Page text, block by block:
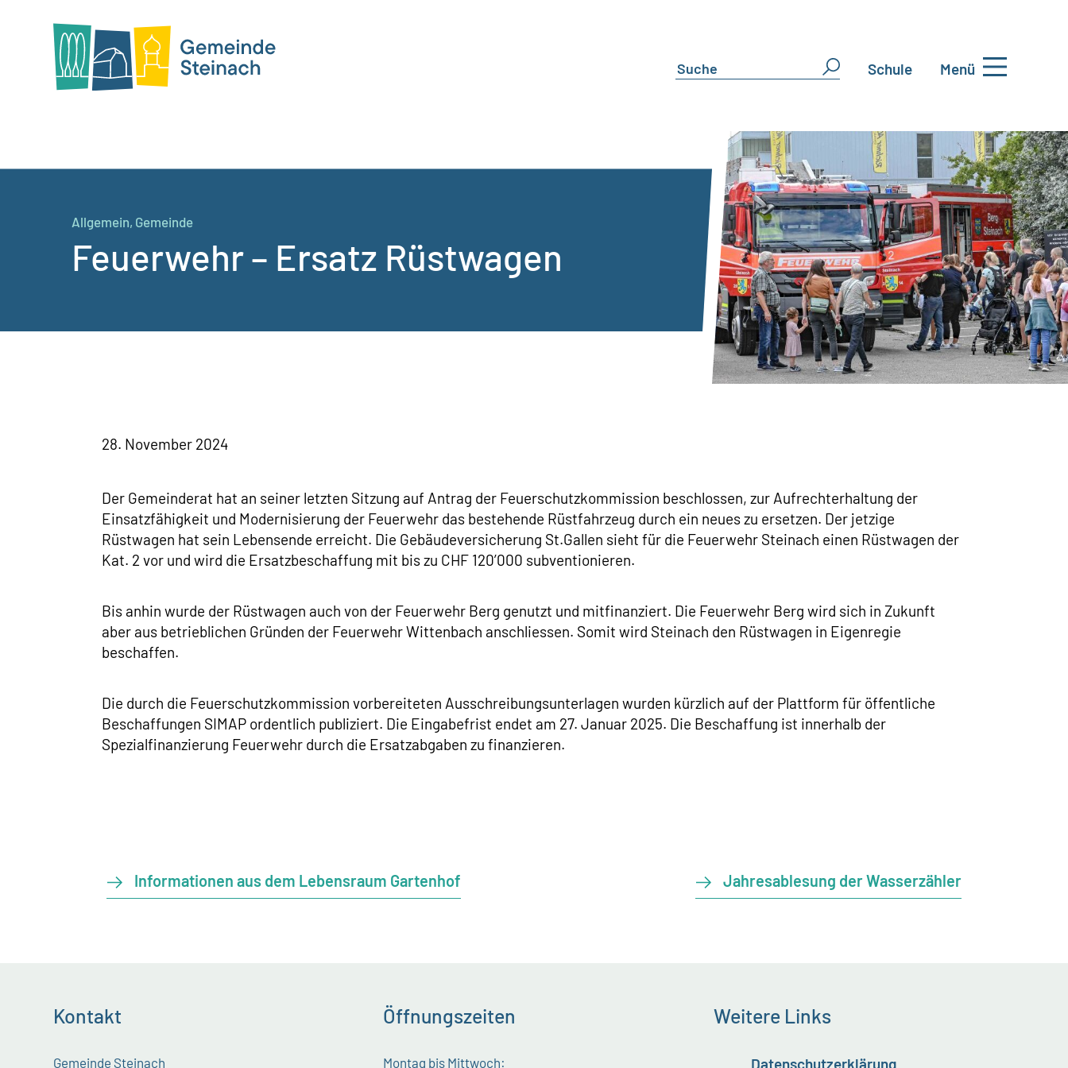
Schule Menü
Allgemein, Gemeinde
Feuerwehr – Ersatz Rüstwagen
28. November 2024
​Der Gemeinderat hat an seiner letzten Sitzung auf Antrag der Feuerschutzkommission beschlossen, zur Aufrechterhaltung der
Einsatzfähigkeit und Modernisierung der Feuerwehr das bestehende Rüstfahrzeug durch ein neues zu ersetzen. Der jetzige
Rüstwagen hat sein Lebensende erreicht. Die Gebäudeversicherung St.Gallen sieht für die Feuerwehr Steinach einen Rüstwagen der
Kat. 2 vor und wird die Ersatzbeschaffung mit bis zu CHF 120’000 subventionieren.
Bis anhin wurde der Rüstwagen auch von der Feuerwehr Berg genutzt und mitfinanziert. Die Feuerwehr Berg wird sich in Zukunft
aber aus betrieblichen Gründen der Feuerwehr Wittenbach anschliessen. Somit wird Steinach den Rüstwagen in Eigenregie
beschaffen.
Die durch die Feuerschutzkommission vorbereiteten Ausschreibungsunterlagen wurden kürzlich auf der Plattform für öffentliche
Beschaffungen SIMAP ordentlich publiziert. Die Eingabefrist endet am 27. Januar 2025. Die Beschaffung ist innerhalb der
Spezialfinanzierung Feuerwehr durch die Ersatzabgaben zu finanzieren.
Informationen aus dem Lebensraum Gartenhof Jahresablesung der Wasserzähler
Kontakt
Gemeinde Steinach
Öffnungszeiten
Montag bis Mittwoch:
Weitere Links
Datenschutzerklärung